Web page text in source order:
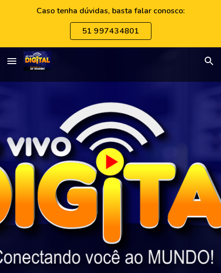
Caso tenha dúvidas, basta falar conosco:
51 997434801